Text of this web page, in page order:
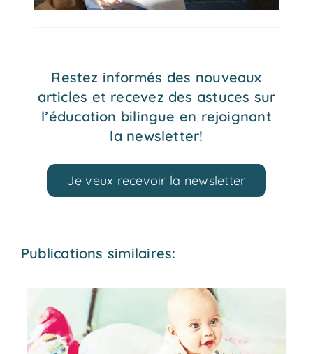
Restez informés des nouveaux
articles et recevez des astuces sur
l’éducation bilingue en rejoignant
la newsletter!
Je veux recevoir la newsletter
Publications similaires: